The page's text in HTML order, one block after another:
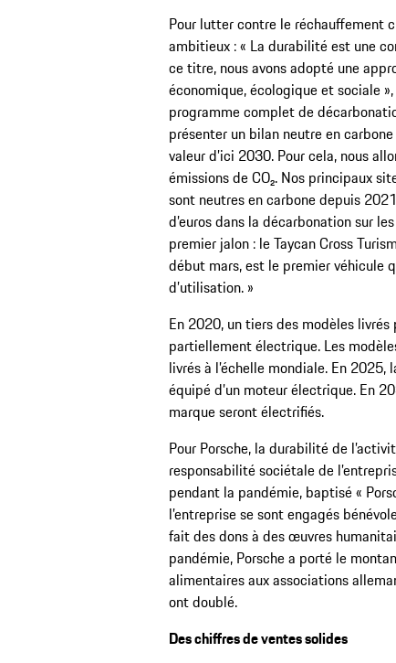
Pour lutter contre le réchauffement
ambitieux : « La durabilité est une
ce titre, nous avons adopté une
économique, écologique et sociale
programme complet de
présenter un bilan neutre en
valeur d’ici 2030. Pour cela, nous
émissions de CO₂. Nos principaux
sont neutres en carbone depuis
d’euros dans la décarbonation sur
premier jalon : le Taycan Cross
début mars, est le premier véhicule
d’utilisation. »
En 2020, un tiers des modèles
partiellement électrique. Les
livrés à l’échelle mondiale. En
équipé d’un moteur électrique. En
marque seront électrifiés.
Pour Porsche, la durabilité de
responsabilité sociétale de
pendant la pandémie, baptisé «
l’entreprise se sont engagés
fait des dons à des œuvres
pandémie, Porsche a porté le
alimentaires aux associations
ont doublé.
Des chiffres de ventes solides